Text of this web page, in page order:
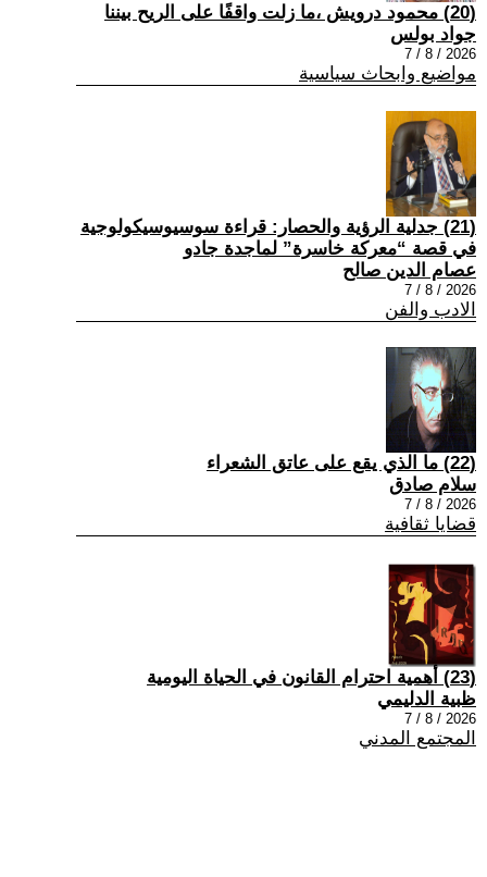
(20) محمود درويش ،ما زلت واقفًا على الريح بيننا
جواد بولس
2026 / 8 / 7
مواضيع وابحاث سياسية
(21) جدلية الرؤية والحصار: قراءة سوسيوسيكولوجية
في قصة “معركة خاسرة” لماجدة جادو
عصام الدين صالح
2026 / 8 / 7
الادب والفن
(22) ما الذي يقع على عاتق الشعراء
سلام صادق
2026 / 8 / 7
قضايا ثقافية
(23) أهمية احترام القانون في الحياة اليومية
ظبية الدليمي
2026 / 8 / 7
المجتمع المدني